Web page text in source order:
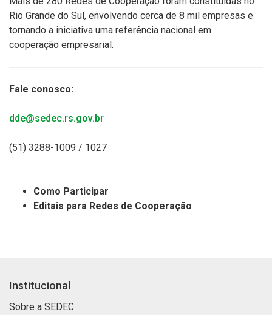
Rio Grande do Sul, envolvendo cerca de 8 mil empresas e
tornando a iniciativa uma referência nacional em
cooperação empresarial.
Fale conosco:
dde@sedec.rs.gov.br
(51) 3288-1009 / 1027
Como Participar
Editais para Redes de Cooperação
Institucional
Sobre a SEDEC